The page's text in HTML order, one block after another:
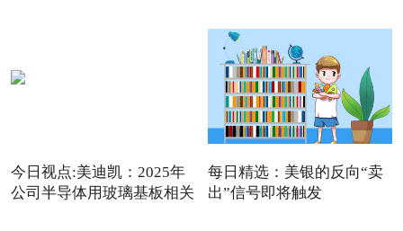
今日视点:美迪凯：2025年
公司半导体用玻璃基板相关
每日精选：美银的反向“卖
出”信号即将触发